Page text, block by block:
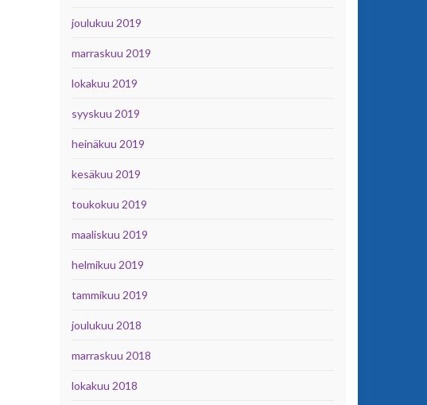
joulukuu 2019
marraskuu 2019
lokakuu 2019
syyskuu 2019
heinäkuu 2019
kesäkuu 2019
toukokuu 2019
maaliskuu 2019
helmikuu 2019
tammikuu 2019
joulukuu 2018
marraskuu 2018
lokakuu 2018